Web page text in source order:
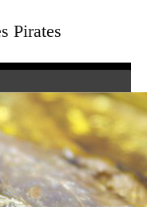
Pirates